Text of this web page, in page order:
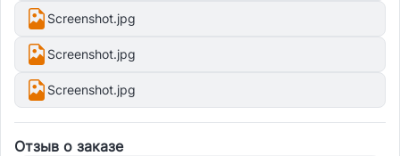
абцазу(таким образом... ) 4 абзац: общий вывод по всем
абзацам минимум 250сл, для 10 класса, не мудреные
слова, прикреплены файлы, про которые сказали, что
списано.
Screenshot.jpg
Screenshot.jpg
Screenshot.jpg
Отзыв о заказе